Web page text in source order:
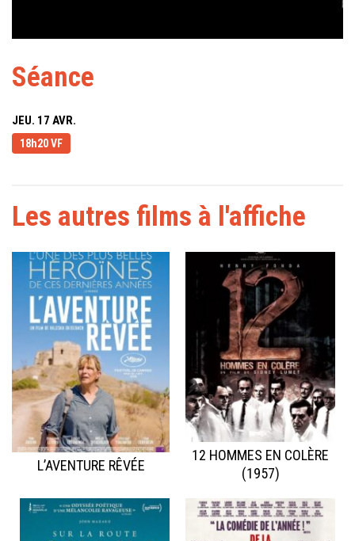
Séance
JEU. 17 AVR.
18h20 VF
Les autres films à l'affiche
L’AVENTURE RÊVÉE
12 HOMMES EN COLÈRE
(1957)